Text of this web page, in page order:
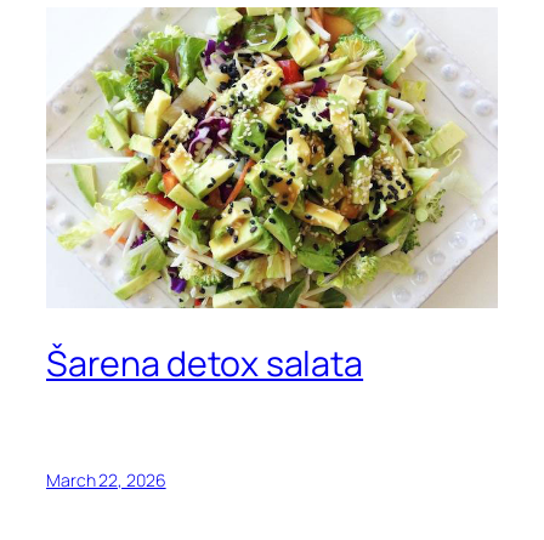
Šarena detox salata
March 22, 2026